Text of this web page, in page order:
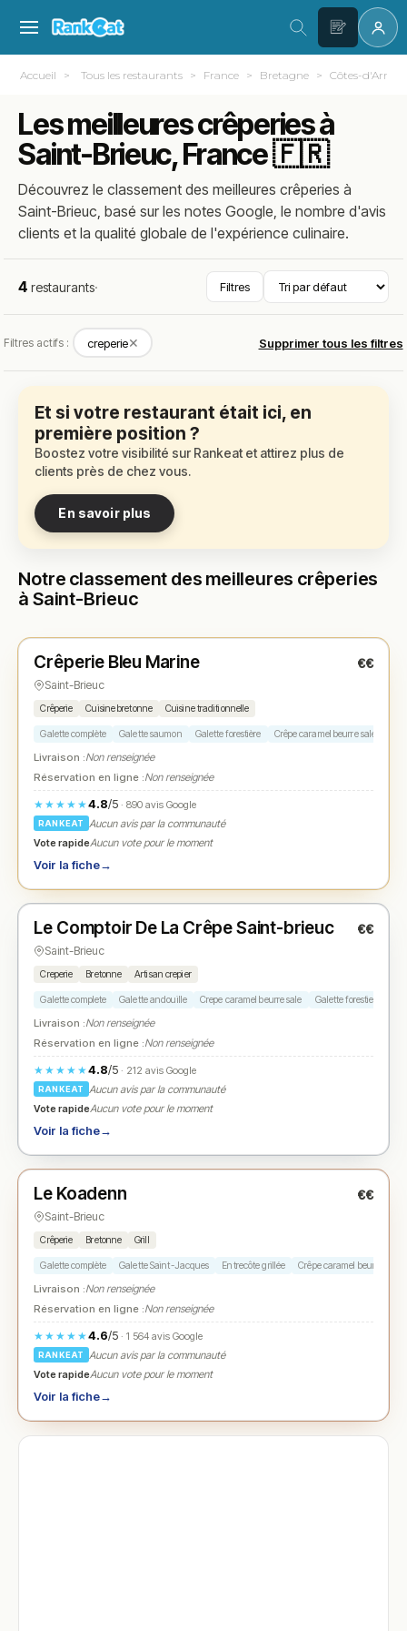
Accueil Tous les restaurants France Bretagne Côtes-
Les meilleures crêperies à
Saint-Brieuc, France 🇫🇷
Découvrez le classement des meilleures crêperies à
Saint-Brieuc, basé sur les notes Google, le nombre d'avis
clients et la qualité globale de l'expérience culinaire.
4 restaurants· Filtres
Filtres actifs : creperie✕ Supprimer tous les filtres
Et si votre restaurant était ici, en
première position ?
Boostez votre visibilité sur Rankeat et attirez plus de
clients près de chez vous.
En savoir plus
Notre classement des meilleures crêperies
à Saint-Brieuc
★ N° 1
Crêperie Bleu Marine €€
Saint-Brieuc
Crêperie Cuisine bretonne Cuisine traditionnelle
Galette complète Galette saumon Galette forestière Crêpe caramel beurre salé
Livraison :Non renseignée
Réservation en ligne :Non renseignée
★★★★★4.8/5· 890 avis Google
RANKEAT
Aucun avis par la communauté
Vote rapideAucun vote pour le moment
Voir la fiche→
★ N° 2
Le Comptoir De La Crêpe Saint-brieuc €€
Saint-Brieuc
Creperie Bretonne Artisan crepier
Galette complete Galette andouille Crepe caramel beurre sale Galette forestiere
Livraison :Non renseignée
Réservation en ligne :Non renseignée
★★★★★4.8/5· 212 avis Google
RANKEAT
Aucun avis par la communauté
Vote rapideAucun vote pour le moment
Voir la fiche→
★ N° 3
Le Koadenn €€
Saint-Brieuc
Crêperie Bretonne Grill
Galette complète Galette Saint-Jacques Entrecôte grillée Crêpe caramel beurre salé
Livraison :Non renseignée
Réservation en ligne :Non renseignée
★★★★★4.6/5· 1 564 avis Google
RANKEAT
Aucun avis par la communauté
Vote rapideAucun vote pour le moment
Voir la fiche→